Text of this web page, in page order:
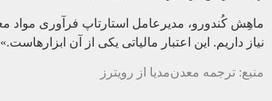
نیاز داریم. این اعتبار مالیاتی یکی از آن ابزارهاست.»
منبع: ترجمه معدن‌مدیا از رویترز